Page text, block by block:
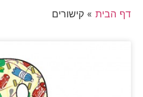
דף הבית » קישורים